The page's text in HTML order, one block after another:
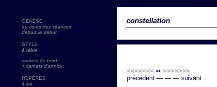
constellation
GENÈSE
au cours des séances
depuis le début
STYLE
à table
carnets de bord
> carnets d'annick
REPÈRES
à lire
<<<<<<< •• >>>>>>>
précédent — — — suivant